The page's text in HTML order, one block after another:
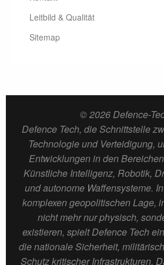
Leitbild & Qualität
Sitemap
© 2026 Defence-
Defence Tech, die Schnittstelle
Technologie und Verteidigung,
Entwicklungen in den
Künstliche Intelligenz, Robotik,
und autonome Waffensysteme.
komplexen geopolitischen Lage,
nicht mehr nur physisch,
existieren, spielt Defence Tech
die nationale Sicherheit,
Schutz kritischer Infrastrukturen.